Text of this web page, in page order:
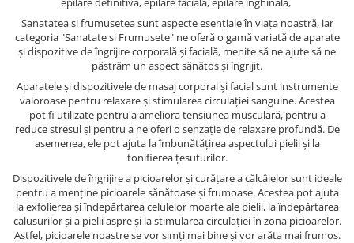
Sanatatea si frumusetea sunt aspecte esențiale în viața noastră, iar
categoria "Sanatate si Frumusete" ne oferă o gamă variată de aparate
și dispozitive de îngrijire corporală și facială, menite să ne ajute să ne
păstrăm un aspect sănătos și îngrijit.
Aparatele și dispozitivele de masaj corporal și facial sunt instrumente
valoroase pentru relaxare și stimularea circulației sanguine. Acestea
pot fi utilizate pentru a ameliora tensiunea musculară, pentru a
reduce stresul și pentru a ne oferi o senzație de relaxare profundă. De
asemenea, ele pot ajuta la îmbunătățirea aspectului pielii și la
tonifierea țesuturilor.
Dispozitivele de îngrijire a picioarelor și curățare a călcâielor sunt ideale
pentru a menține picioarele sănătoase și frumoase. Acestea pot ajuta
la exfolierea și îndepărtarea celulelor moarte ale pielii, la îndepărtarea
calusurilor și a pielii aspre și la stimularea circulației în zona picioarelor.
Astfel, picioarele noastre se vor simți mai bine și vor arăta mai frumos.